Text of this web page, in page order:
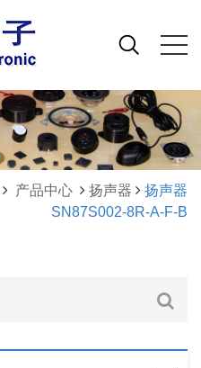
产品中心 扬声器
扬声器
SN87S002-8R-A-F-B